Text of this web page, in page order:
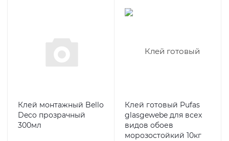
Клей монтажный Bello
Deco прозрачный
300мл
Клей готовый Pufas
glasgewebe для всех
видов обоев
морозостойкий 10кг